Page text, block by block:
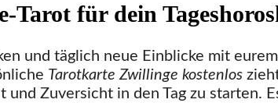
für dein
und täglich neue Einblicke mit eurem
Tarotkarte Zwillinge kostenlos
Zuversicht in den Tag zu starten.